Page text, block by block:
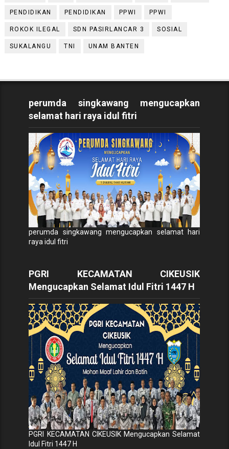
PENDIDIKAN PENDIDIKAN PPWI PPWI
ROKOK ILEGAL SDN PASIRLANCAR 3 SOSIAL
SUKALANGU TNI UNAM BANTEN
perumda singkawang mengucapkan
selamat hari raya idul fitri
perumda singkawang mengucapkan selamat hari
raya idul fitri
PGRI KECAMATAN CIKEUSIK
Mengucapkan Selamat Idul Fitri 1447 H
PGRI KECAMATAN CIKEUSIK Mengucapkan Selamat
Idul Fitri 1447 H